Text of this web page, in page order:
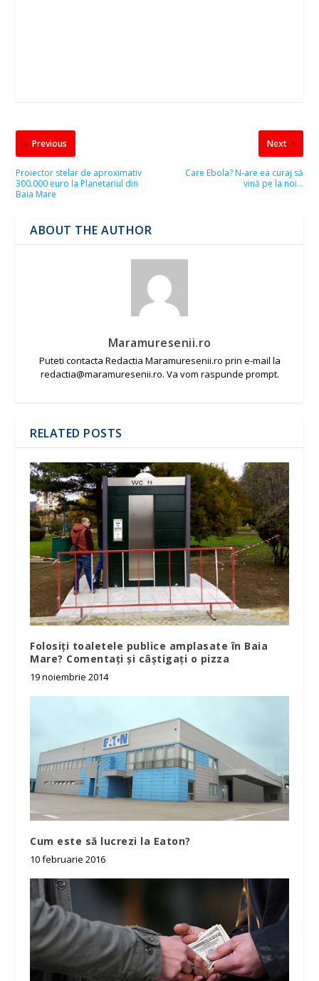
Previous
Proiector stelar de aproximativ
300.000 euro la Planetariul din
Baia Mare
Next
Care Ebola? N-are ea curaj să
vină pe la noi…
ABOUT THE AUTHOR
Maramuresenii.ro
Puteti contacta Redactia Maramuresenii.ro prin e-mail la
redactia@maramuresenii.ro. Va vom raspunde prompt.
RELATED POSTS
Folosiți toaletele publice amplasate în Baia
Mare? Comentați și câștigați o pizza
19 noiembrie 2014
Cum este să lucrezi la Eaton?
10 februarie 2016